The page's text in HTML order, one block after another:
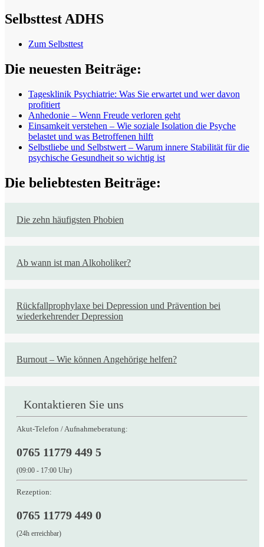
Selbsttest ADHS
Zum Selbsttest
Die neuesten Beiträge:
Tagesklinik Psychiatrie: Was Sie erwartet und wer davon
profitiert
Anhedonie – Wenn Freude verloren geht
Einsamkeit verstehen – Wie soziale Isolation die Psyche
belastet und was Betroffenen hilft
Selbstliebe und Selbstwert – Warum innere Stabilität für die
psychische Gesundheit so wichtig ist
Die beliebtesten Beiträge:
Die zehn häufigsten Phobien
Ab wann ist man Alkoholiker?
Rückfallprophylaxe bei Depression und Prävention bei
wiederkehrender Depression
Burnout – Wie können Angehörige helfen?
Kontaktieren Sie uns
Akut-Telefon / Aufnahmeberatung:
0765 11779 449 5
(09:00 - 17:00 Uhr)
Rezeption:
0765 11779 449 0
(24h erreichbar)